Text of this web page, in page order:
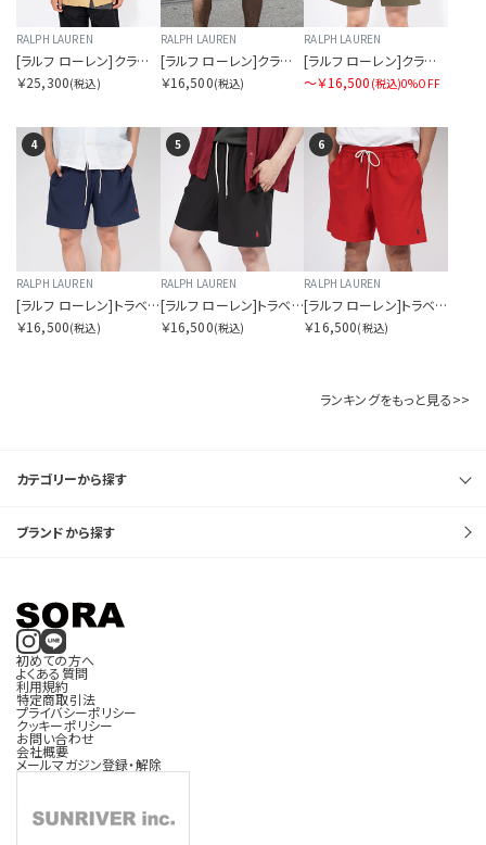
RALPH LAUREN
[ラルフ ローレン]クラシックフィット リネン キャンプ シャツ
￥25,300(税込)
RALPH LAUREN
[ラルフ ローレン]クラシックフィット トラベラー スイム ショーツ
￥16,500(税込)
RALPH LAUREN
[ラルフ ローレン]クラシックフィット トラベラー スイム ショーツ
〜￥16,500 (税込)0%OFF
4
RALPH LAUREN
[ラルフ ローレン]トラベラー ミッドトランク リサイクル ストレッチポリエステル
￥16,500(税込)
5
RALPH LAUREN
[ラルフ ローレン]トラベラー ミッドトランク リサイクル ストレッチポリエステル
￥16,500(税込)
6
RALPH LAUREN
[ラルフ ローレン]トラベラー ミッドトランク リサイクル ストレッチポリエステル
￥16,500(税込)
ランキングをもっと見る>>
カテゴリーから探す
ブランドから探す
初めての方へ
よくある質問
利用規約
特定商取引法
プライバシーポリシー
クッキーポリシー
お問い合わせ
会社概要
メールマガジン登録・解除